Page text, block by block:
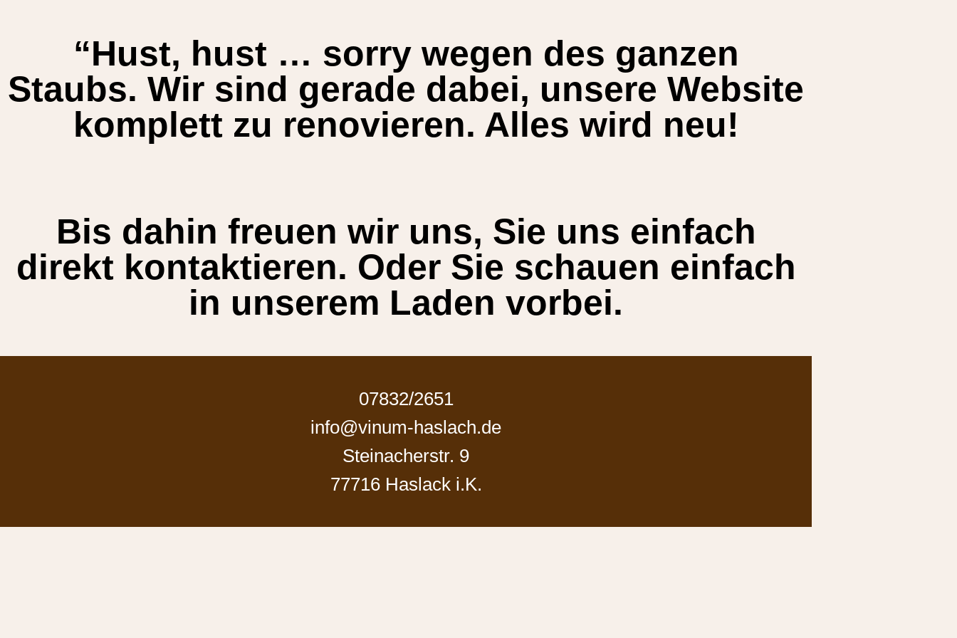
“Hust, hust … sorry wegen des ganzen
Staubs. Wir sind gerade dabei, unsere Website
komplett zu renovieren. Alles wird neu!
Bis dahin freuen wir uns, Sie uns einfach
direkt kontaktieren. Oder Sie schauen einfach
in unserem Laden vorbei.
07832/2651
info@vinum-haslach.de
Steinacherstr. 9
77716 Haslack i.K.